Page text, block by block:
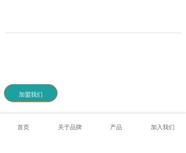
加盟我们
商品详情
首页 关于品牌 产品 加入我们